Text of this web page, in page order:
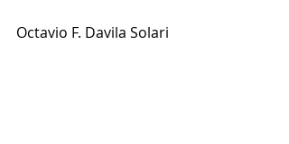
Octavio F. Davila Solari